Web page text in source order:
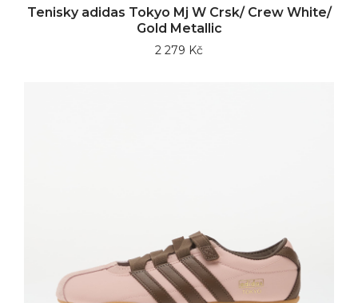
Tenisky adidas Tokyo Mj W Crsk/ Crew White/
Gold Metallic
2 279 Kč